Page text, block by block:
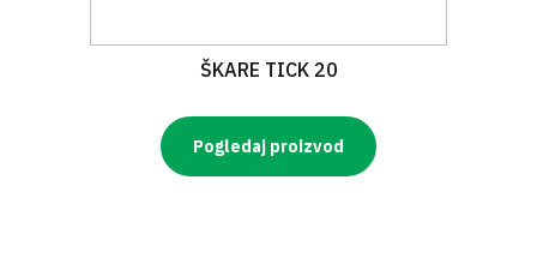
ŠKARE TICK 20
Pogledaj proizvod